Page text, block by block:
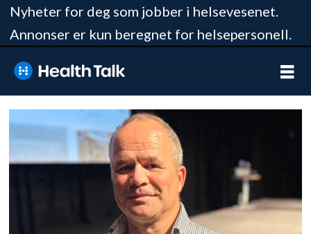
Nyheter for deg som jobber i helsevesenet.
Annonser er kun beregnet for helsepersonell.
Tag:
kreftoverlever